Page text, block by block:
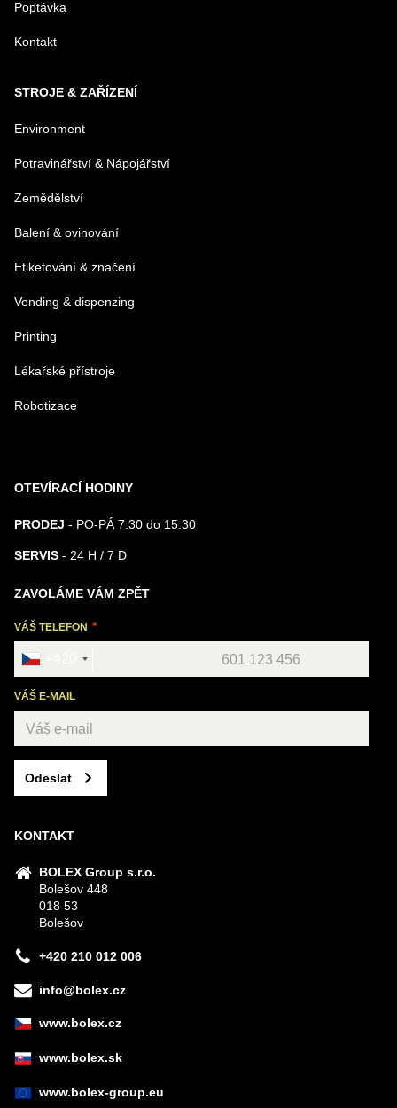
TELEFÓN
Poptávka
Kontakt
STROJE & ZAŘÍZENÍ
Environment
Potravinářství & Nápojářství
Zemědělství
Balení & ovinování
Etiketování & značení
Vending & dispenzing
Printing
Lékařské přístroje
Robotizace
OTEVÍRACÍ HODINY
PRODEJ - PO-PÁ 7:30 do 15:30
SERVIS - 24 H / 7 D
ZAVOLÁME VÁM ZPĚT
VÁŠ TELEFON
VÁŠ E-MAIL
Odeslat
KONTAKT
BOLEX Group s.r.o.
Bolešov 448
018 53
Bolešov
+420 210 012 006
info@bolex.cz
www.bolex.cz
www.bolex.sk
www.bolex-group.eu